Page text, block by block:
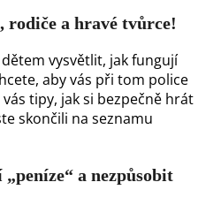
rodiče a hravé tvůrce!
vysvětlit, jak fungují
aby vás při tom police
tipy, jak si bezpečně hrát
skončili na seznamu
a nezpůsobit